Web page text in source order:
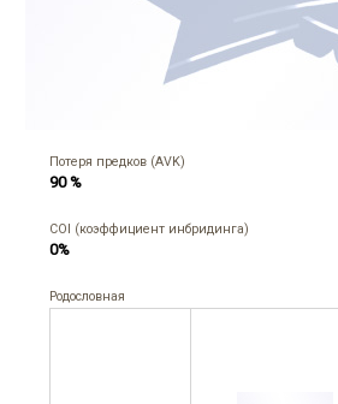
Потеря предков (AVK)
90 %
COI (коэффициент инбридинга)
0%
Родословная